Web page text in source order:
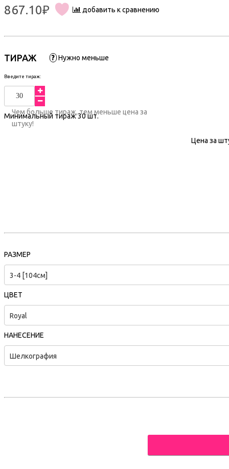
867.10₽ добавить к сравнению
ТИРАЖ ? Нужно меньше
Введите тираж:
Чем больше тираж, тем меньше цена за
штуку!
Минимальный тираж30шт.
Цена за
РАЗМЕР
3-4 [104см]
ЦВЕТ
Royal
НАНЕСЕНИЕ
Шелкография